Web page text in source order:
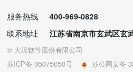
服务热线
400-969-0828
联系地址
江苏省南京市玄武区玄
© 大汉软件股份有限公司
苏ICP备 05075050号
苏公网安备